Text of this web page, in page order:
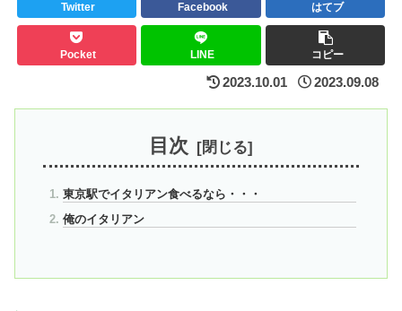
Twitter Facebook はてブ
Pocket LINE コピー
2023.10.01 2023.09.08
目次
東京駅でイタリアン食べるなら・・・
俺のイタリアン